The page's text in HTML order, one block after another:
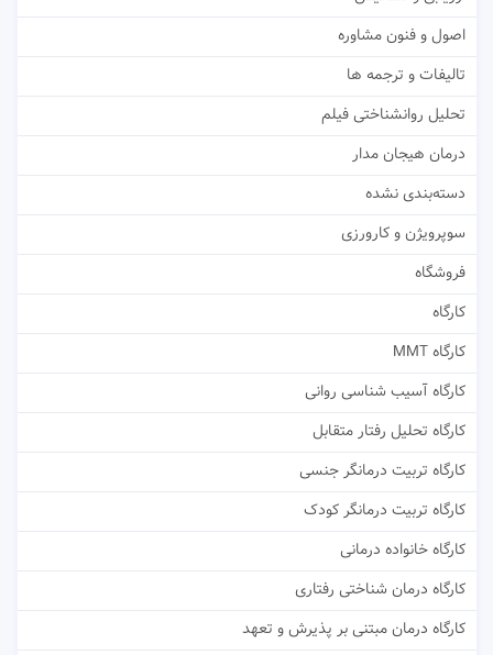
اصول و فنون مشاوره
تالیفات و ترجمه ها
تحلیل روانشناختی فیلم
درمان هیجان مدار
دسته‌بندی نشده
سوپرویژن و کارورزی
فروشگاه
کارگاه
کارگاه MMT
کارگاه آسیب شناسی روانی
کارگاه تحلیل رفتار متقابل
کارگاه تربیت درمانگر جنسی
کارگاه تربیت درمانگر کودک
کارگاه خانواده درمانی
کارگاه درمان شناختی رفتاری
کارگاه درمان مبتنی بر پذیرش و تعهد